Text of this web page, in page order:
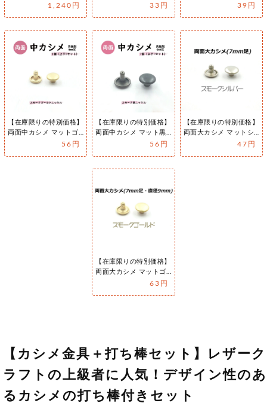
べるカラー4色 選べる足
1,240円
足付き】飾りカシメ33円
足付き】飾りカシメ39円
【在庫限りの特別価格】
両面中カシメ マットゴ
ールド（スモークゴール
56円
【在庫限りの特別価格】
両面中カシメ マット黒
ニッケル（スモーク黒ニ
56円
【在庫限りの特別価格】
両面大カシメ マットシ
ルバー（スモークシルバ
47円
【在庫限りの特別価格】
両面大カシメ マットゴ
ールド（スモークゴール
63円
【カシメ金具＋打ち棒セット】レザーク
ラフトの上級者に人気！デザイン性のあ
るカシメの打ち棒付きセット